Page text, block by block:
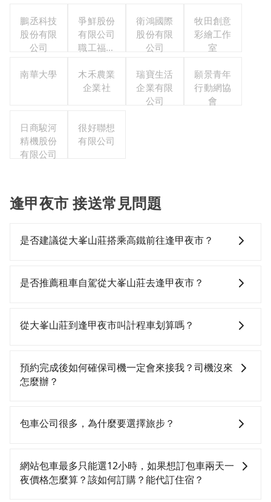
鵬丞科技
股份有限
公司
爭鮮股份
有限公司
職工福利
衛鴻國際
股份有限
公司
牧田創意
彩繪工作
室
南華大學
木禾農業
企業社
瑞寶生活
企業有限
公司
願景青年
行動網協
會
日商駿河
精機股份
有限公司
很好聯想
有限公司
逢甲夜市 接送常見問題
是否建議從大峯山莊搭乘高鐵前往逢甲夜市？
時，且難叫計程車前往高鐵站！從最早06:21一直到
站，叫一輛計程車花費約2,600元、車程約142分鐘。抵
義站前往台中高鐵站，每人票價380元，再用10分鐘出
站、等待車站前排班的計程車，搭上小黃後約花17分
鐘、車費300元後，抵達逢甲夜市 (台中市西屯區) 的目
行，高鐵加轉乘之平均每人花費為1,110元。不過嘉義縣
領有合法執照的計程車僅有300多輛，計程車的密度為雙
市的200倍，且大峯山莊並未位於市區，可能根本無車可
攔。縱使幸運攔到一輛小黃了，嘉義縣少部分小黃司機
不按表收費，看乘客是外地人便漫天喊價或恣意繞路。
是否推薦租車自駕從大峯山莊去逢甲夜市？
時不需要閉目養神（因為要自己開車），最重要的是你
$115~205承租小轎車，每公里再額外加收$3.2，從大峯
山莊到逢甲夜市的花費預估為$2,400~3,050（金額差異
估進去，但額外的汽車保險與可能的罰單都需自付。再
數超過四位，更是沒有較大的七人座或九人座可供選
擇，而且無人租車最令人詬病的就是車況，打開車門才
發現仍有上一組乘客遺留的垃圾或者撞凹的車門仍未被
從大峯山莊到逢甲夜市叫計程車划算嗎？
灣大車隊。依照里程跳錶計算，價格約為3,435~5,200元
間，但如改預約tripool可省高達$1,000。但如果你無法
要臨時叫到小黃的難度是台北或新北的200倍之多。再加
然大峯山莊到逢甲夜市的跳表小黃可能較為便宜，但當
你們人數超過四位時，叫兩輛計程車的費用就貴了，改
預約完成後如何確保司機一定會來接我？司機沒來
怎麼辦？
派車。在出發前一天晚上八點時，會透過電子郵件與簡
繫，可能原本約定的地點不適合暫停而改停靠在附近的
位置。但如果遇到車輛故障或者前一趟車嚴重耽誤，
包車公司很多，為什麼要選擇旅步？
策也是完全透明的，不會有任何隱藏費用。此外，我們
提供更彈性的取消訂單規定，並致力於提供高品質的包
網站包車最多只能選12小時，如果想訂包車兩天一
夜價格怎麼算？該如何訂購？能代訂住宿？